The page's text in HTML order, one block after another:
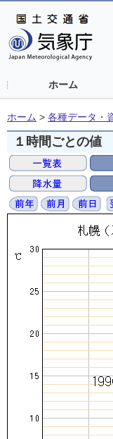
ホーム
ホーム > 各種データ・
１時間ごとの値